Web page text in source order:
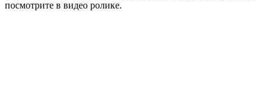
посмотрите в видео ролике.